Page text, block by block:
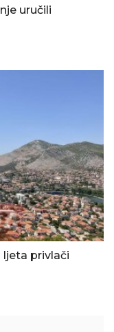
uručili
ljeta privlači